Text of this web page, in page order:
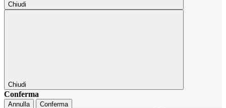
Chiudi
Chiudi
Conferma
Annulla Conferma